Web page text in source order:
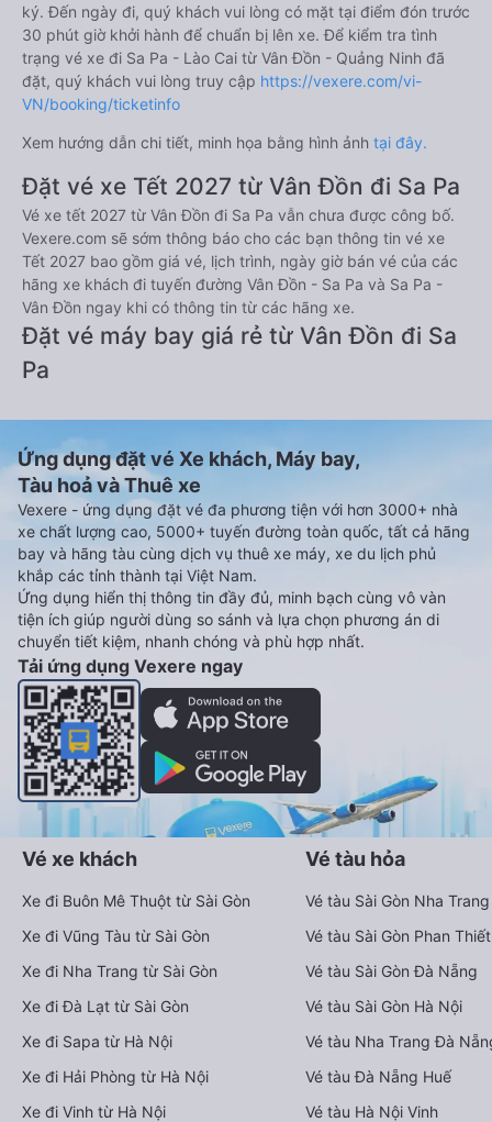
ký. Đến ngày đi, quý khách vui lòng có mặt tại điểm đón trước
30 phút giờ khởi hành để chuẩn bị lên xe. Để kiểm tra tình
trạng vé xe đi Sa Pa - Lào Cai từ Vân Đồn - Quảng Ninh đã
đặt, quý khách vui lòng truy cập https://vexere.com/vi-
VN/booking/ticketinfo
Xem hướng dẫn chi tiết, minh họa bằng hình ảnh tại đây.
Đặt vé xe Tết 2027 từ Vân Đồn đi Sa Pa
Vé xe tết 2027 từ Vân Đồn đi Sa Pa vẫn chưa được công bố.
Vexere.com sẽ sớm thông báo cho các bạn thông tin vé xe
Tết 2027 bao gồm giá vé, lịch trình, ngày giờ bán vé của các
hãng xe khách đi tuyến đường Vân Đồn - Sa Pa và Sa Pa -
Vân Đồn ngay khi có thông tin từ các hãng xe.
Đặt vé máy bay giá rẻ từ Vân Đồn đi Sa
Pa
Ứng dụng đặt vé Xe khách, Máy bay,
Tàu hoả và Thuê xe
Vexere - ứng dụng đặt vé đa phương tiện với hơn 3000+ nhà
xe chất lượng cao, 5000+ tuyến đường toàn quốc, tất cả hãng
bay và hãng tàu cùng dịch vụ thuê xe máy, xe du lịch phủ
khắp các tỉnh thành tại Việt Nam.
Ứng dụng hiển thị thông tin đầy đủ, minh bạch cùng vô vàn
tiện ích giúp người dùng so sánh và lựa chọn phương án di
chuyển tiết kiệm, nhanh chóng và phù hợp nhất.
Tải ứng dụng Vexere ngay
Vé xe khách
Xe đi Buôn Mê Thuột từ Sài Gòn
Xe đi Vũng Tàu từ Sài Gòn
Xe đi Nha Trang từ Sài Gòn
Xe đi Đà Lạt từ Sài Gòn
Xe đi Sapa từ Hà Nội
Xe đi Hải Phòng từ Hà Nội
Xe đi Vinh từ Hà Nội
Vé tàu hỏa
Vé tàu Sài Gòn Nha Trang
Vé tàu Sài Gòn Phan Thiết
Vé tàu Sài Gòn Đà Nẵng
Vé tàu Sài Gòn Hà Nội
Vé tàu Nha Trang Đà
Vé tàu Đà Nẵng Huế
Vé tàu Hà Nội Vinh